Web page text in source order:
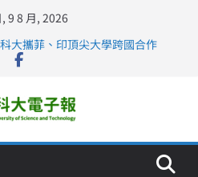
9 8 月, 2026
大攜菲、印頂尖大學跨國合作
團、美容學校收穫豐
結策略聯盟 培育護理尖兵
遠見》醫學大學第5名 辦學實力再